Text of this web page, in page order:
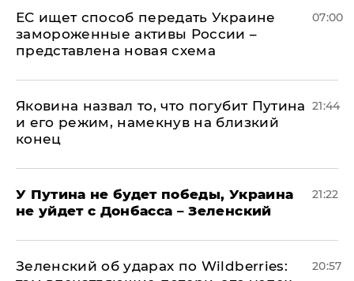
ЕС ищет способ передать Украине
замороженные активы России –
представлена новая схема
07:00
Яковина назвал то, что погубит Путина
и его режим, намекнув на близкий
конец
21:44
У Путина не будет победы, Украина
не уйдет с Донбасса – Зеленский
21:22
Зеленский об ударах по Wildberries:
20:57